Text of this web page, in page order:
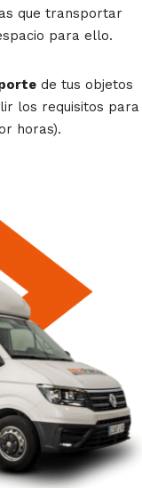
que transportar
para ello.
de tus objetos
los requisitos para
horas).